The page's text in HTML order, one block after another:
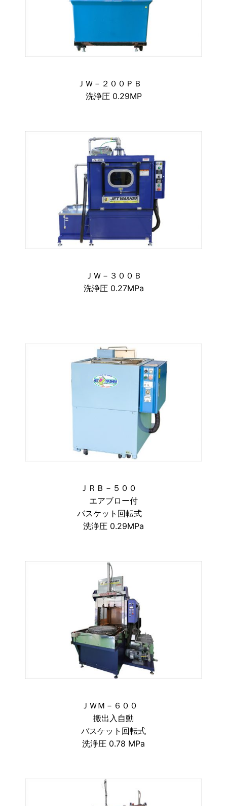
ＪＷ－２００ＰＢ
洗浄圧 0.29MP
ＪＷ－３００Ｂ
洗浄圧 0.27MPa
ＪＲＢ－５００
エアブロー付
バスケット回転式
洗浄圧 0.29MPa
ＪＷＭ－６００
搬出入自動
バスケット回転式
洗浄圧 0.78 MPa